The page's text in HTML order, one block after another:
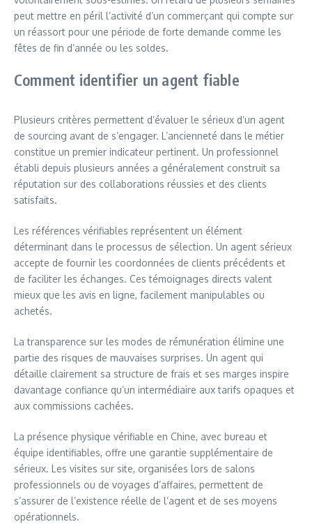
peut mettre en péril l’activité d’un commerçant qui compte sur
un réassort pour une période de forte demande comme les
fêtes de fin d’année ou les soldes.
Comment identifier un agent fiable
Plusieurs critères permettent d’évaluer le sérieux d’un agent
de sourcing avant de s’engager. L’ancienneté dans le métier
constitue un premier indicateur pertinent. Un professionnel
établi depuis plusieurs années a généralement construit sa
réputation sur des collaborations réussies et des clients
satisfaits.
Les références vérifiables représentent un élément
déterminant dans le processus de sélection. Un agent sérieux
accepte de fournir les coordonnées de clients précédents et
de faciliter les échanges. Ces témoignages directs valent
mieux que les avis en ligne, facilement manipulables ou
achetés.
La transparence sur les modes de rémunération élimine une
partie des risques de mauvaises surprises. Un agent qui
détaille clairement sa structure de frais et ses marges inspire
davantage confiance qu’un intermédiaire aux tarifs opaques et
aux commissions cachées.
La présence physique vérifiable en Chine, avec bureau et
équipe identifiables, offre une garantie supplémentaire de
sérieux. Les visites sur site, organisées lors de salons
professionnels ou de voyages d’affaires, permettent de
s’assurer de l’existence réelle de l’agent et de ses moyens
opérationnels.